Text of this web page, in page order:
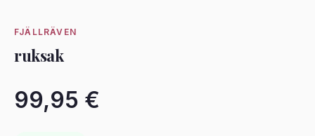
FJÄLLRÄVEN
ruksak
99,95 €